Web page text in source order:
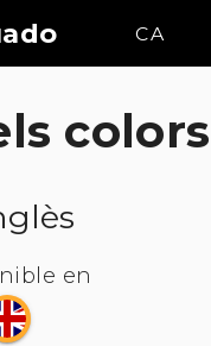
CA
colors
en